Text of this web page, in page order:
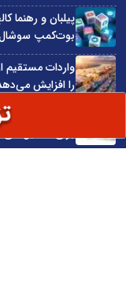
پیلبان و رهنما
بوت‌کمپ سوشال
واردات
را افزایش
ترند ترین
برای